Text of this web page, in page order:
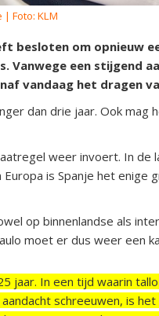
| Foto: KLM
besloten om opnieuw
Vanwege een stijgend
vandaag het dragen
dan drie jaar. Ook mag
weer invoert. In de
is Spanje het enige
op binnenlandse als
moet er dus weer een
jaar. In een tijd waarin
schreeuwen, is